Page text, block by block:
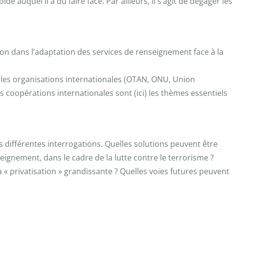
dans l’adaptation des services de renseignement face à la
organisations internationales (OTAN, ONU, Union
coopérations internationales sont (ici) les thèmes essentiels
différentes interrogations. Quelles solutions peuvent être
dans le cadre de la lutte contre le terrorisme ?
privatisation » grandissante ? Quelles voies futures peuvent